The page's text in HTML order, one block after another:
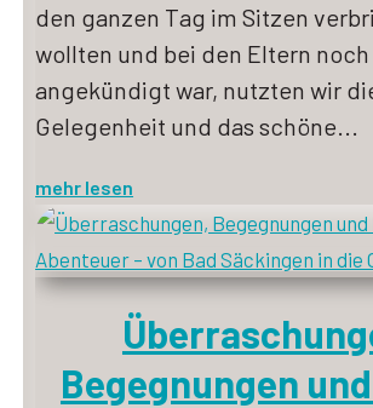
den ganzen Tag im Sitzen
wollten und bei den Eltern noch
angekündigt war, nutzten wir
Gelegenheit und das schöne...
mehr lesen
Begegnungen